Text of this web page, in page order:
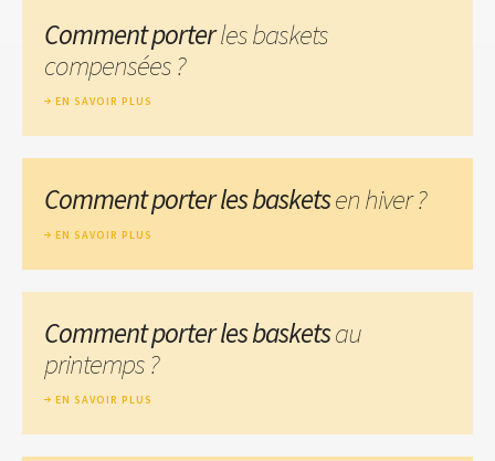
Comment porterles baskets
compensées ?
EN SAVOIR PLUS
Comment porter les basketsen hiver ?
EN SAVOIR PLUS
Comment porter les basketsau
printemps ?
EN SAVOIR PLUS